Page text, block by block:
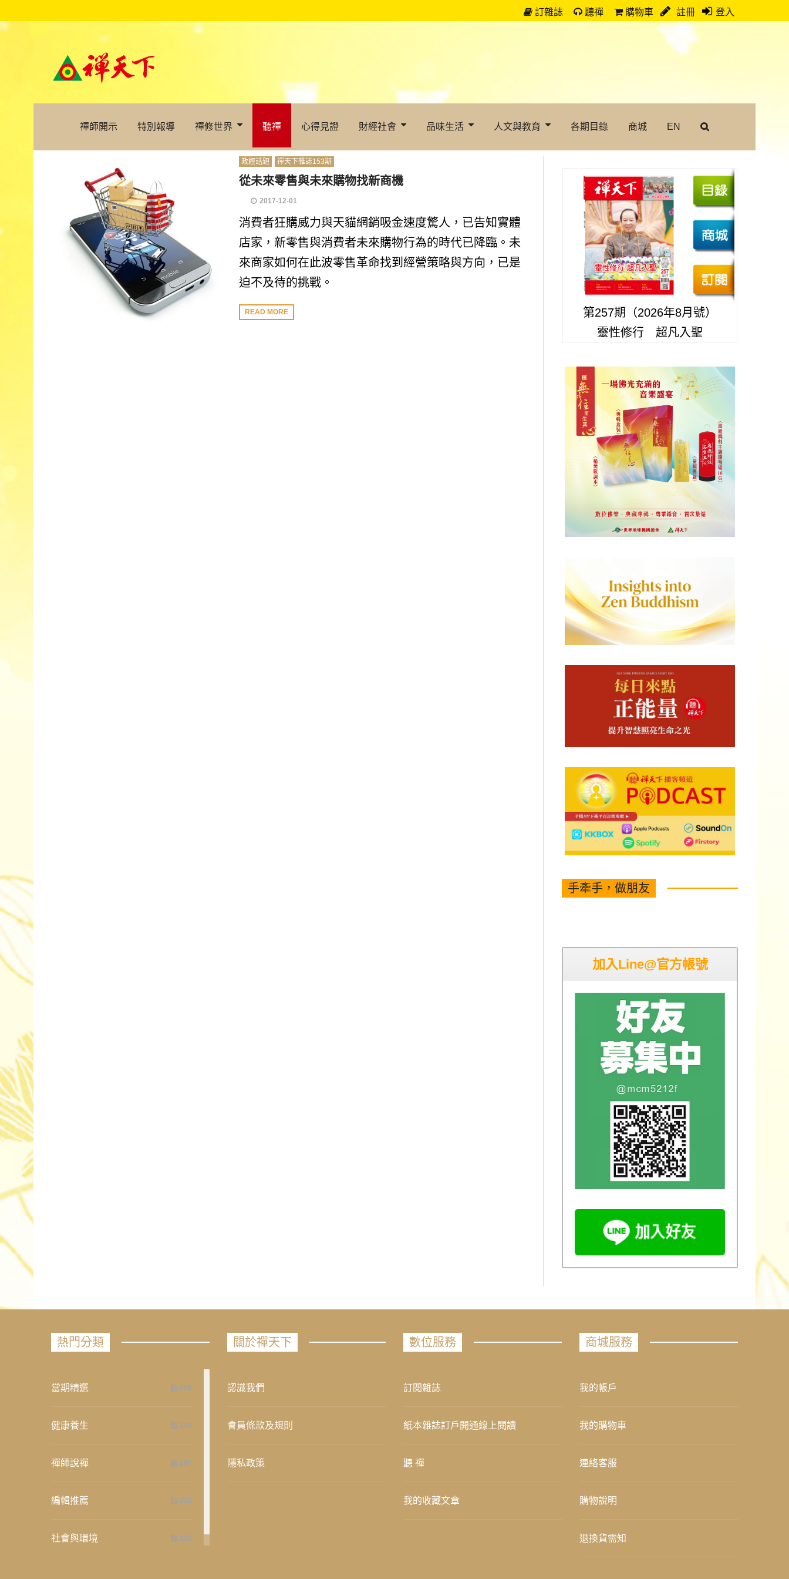
訂雜誌 聽禪 購物車 註冊 登入
禪師開示 特別報導 禪修世界 聽禪 心得見證 財經社會 品味生活 人文與教育 各期目錄 商城 EN
政經話題 禪天下雜誌153期
從未來零售與未來購物找新商機
2017-12-01
消費者狂購威力與天貓網銷吸金速度驚人，已告知實體
店家，新零售與消費者未來購物行為的時代已降臨。未
來商家如何在此波零售革命找到經營策略與方向，已是
迫不及待的挑戰。
READ MORE
第257期（2026年8月號）
靈性修行 超凡入聖
手牽手，做朋友
加入Line@官方帳號
熱門分類
當期精選 658
健康養生 276
禪師說禪 267
編輯推薦 236
社會與環境 235
關於禪天下
認識我們
會員條款及規則
隱私政策
數位服務
訂閱雜誌
紙本雜誌訂戶開通線上閱讀
聽 禪
我的收藏文章
商城服務
我的帳戶
我的購物車
連絡客服
購物說明
退換貨需知